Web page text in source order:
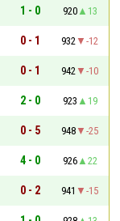
1 - 0 920
13
0 - 1 932
-12
0 - 1 942
-10
2 - 0 923
19
0 - 5 948
-25
4 - 0 926
22
0 - 2 941
-15